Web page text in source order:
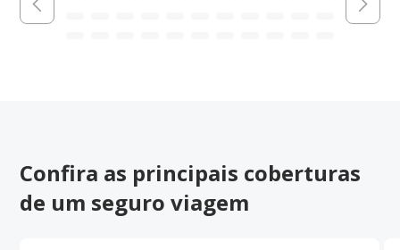
Confira as principais coberturas
de um seguro viagem